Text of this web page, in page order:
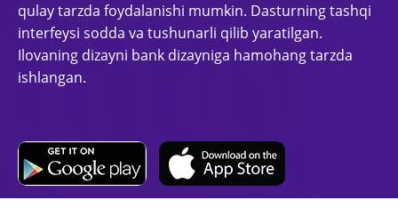
qulay tarzda foydalanishi mumkin. Dasturning tashqi
interfeysi sodda va tushunarli qilib yaratilgan.
Ilovaning dizayni bank dizayniga hamohang tarzda
ishlangan.